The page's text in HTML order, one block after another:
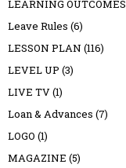
LEARNING OUTCOMES
Leave Rules (6)
LESSON PLAN (116)
LEVEL UP (3)
LIVE TV(1)
Loan & Advances (7)
LOGO (1)
MAGAZINE (5)